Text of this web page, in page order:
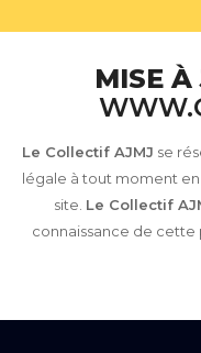
MISE À
Le Collectif AJMJ se
légale à tout moment
site. Le Collectif
connaissance de cette